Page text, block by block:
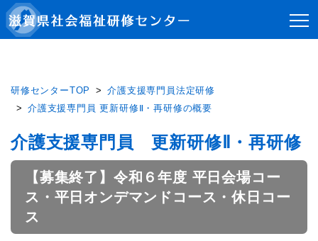
研修センターTOP
介護支援専門員法定研修
介護支援専門員 更新研修Ⅱ・再研修の概要
介護支援専門員 更新研修Ⅱ・再研修
【募集終了】令和６年度 平日会場コー
ス・平日オンデマンドコース・休日コー
ス